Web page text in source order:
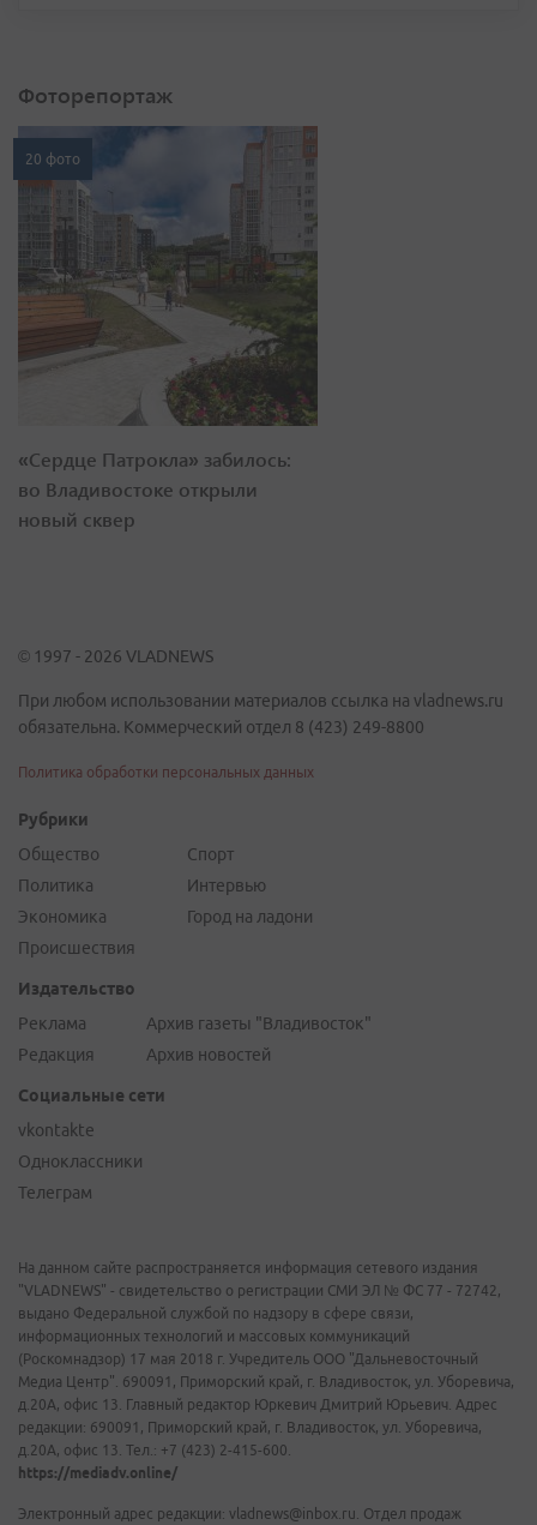
Фоторепортаж
20 фото
«Сердце Патрокла» забилось:
во Владивостоке открыли
новый сквер
© 1997 - 2026 VLADNEWS
При любом использовании материалов ссылка на vladnews.ru
обязательна. Коммерческий отдел 8 (423) 249-8800
Политика обработки персональных данных
Рубрики
Общество
Политика
Экономика
Происшествия
Спорт
Интервью
Город на ладони
Издательство
Реклама
Редакция
Архив газеты "Владивосток"
Архив новостей
Социальные сети
vkontakte
Одноклассники
Телеграм
На данном сайте распространяется информация сетевого издания
"VLADNEWS" - свидетельство о регистрации СМИ ЭЛ № ФС 77 - 72742,
выдано Федеральной службой по надзору в сфере связи,
информационных технологий и массовых коммуникаций
(Роскомнадзор) 17 мая 2018 г. Учредитель ООО "Дальневосточный
Медиа Центр". 690091, Приморский край, г. Владивосток, ул. Уборевича,
д.20А, офис 13. Главный редактор Юркевич Дмитрий Юрьевич. Адрес
редакции: 690091, Приморский край, г. Владивосток, ул. Уборевича,
д.20А, офис 13. Тел.: +7 (423) 2-415-600.
https://mediadv.online/
Электронный адрес редакции: vladnews@inbox.ru. Отдел продаж